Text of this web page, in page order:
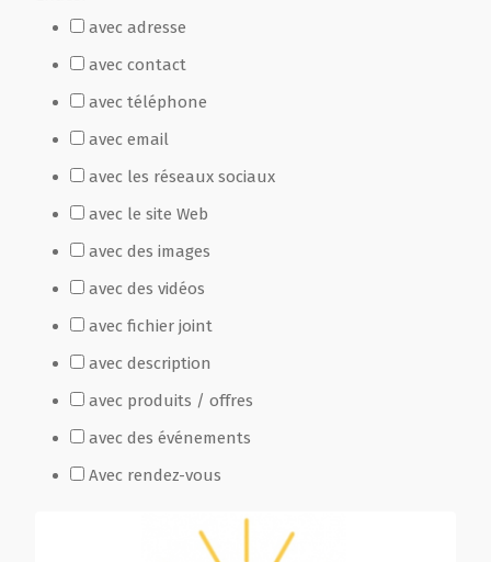
avec adresse
avec contact
avec téléphone
avec email
avec les réseaux sociaux
avec le site Web
avec des images
avec des vidéos
avec fichier joint
avec description
avec produits / offres
avec des événements
Avec rendez-vous
Fête Marché Paysan
Partenaires